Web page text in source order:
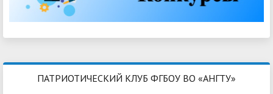
ПАТРИОТИЧЕСКИЙ КЛУБ ФГБОУ ВО «АНГТУ»